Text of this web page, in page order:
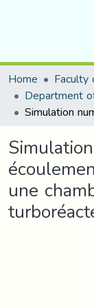
Home
une